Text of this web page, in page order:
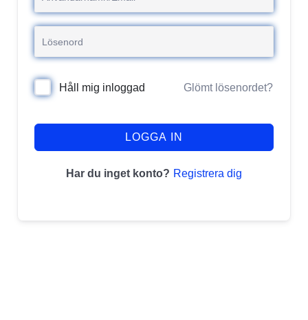
Håll mig inloggad Glömt lösenordet?
LOGGA IN
Har du inget konto? Registrera dig